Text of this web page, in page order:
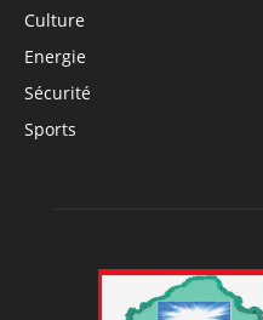
Culture
Energie
Sécurité
Sports